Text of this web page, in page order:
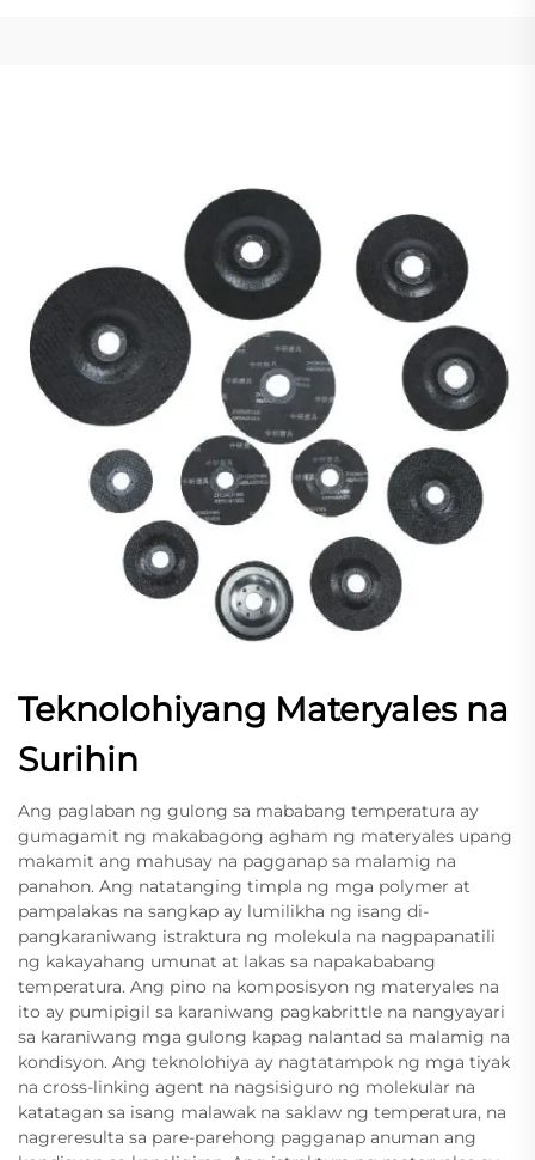
Teknolohiyang Materyales na
Surihin
Ang paglaban ng gulong sa mababang temperatura ay
gumagamit ng makabagong agham ng materyales upang
makamit ang mahusay na pagganap sa malamig na
panahon. Ang natatanging timpla ng mga polymer at
pampalakas na sangkap ay lumilikha ng isang di-
pangkaraniwang istraktura ng molekula na nagpapanatili
ng kakayahang umunat at lakas sa napakababang
temperatura. Ang pino na komposisyon ng materyales na
ito ay pumipigil sa karaniwang pagkabrittle na nangyayari
sa karaniwang mga gulong kapag nalantad sa malamig na
kondisyon. Ang teknolohiya ay nagtatampok ng mga tiyak
na cross-linking agent na nagsisiguro ng molekular na
katatagan sa isang malawak na saklaw ng temperatura, na
nagreresulta sa pare-parehong pagganap anuman ang